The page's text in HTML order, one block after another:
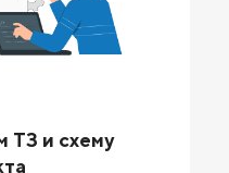
ТЗ и схему